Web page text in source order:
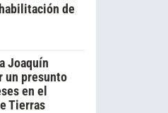
de
Joaquín
un presunto
en el
Tierras